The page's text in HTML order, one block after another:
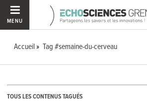
MENU
Accueil Tag #semaine-du-cerveau
TOUS LES CONTENUS TAGUÉS